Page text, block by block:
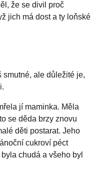
že se divil proč
jich má dost a ty loňské
smutné, ale důležité je,
jí maminka. Měla
se děda brzy znovu
děti postarat. Jeho
cukroví péct
chudá a všeho byl